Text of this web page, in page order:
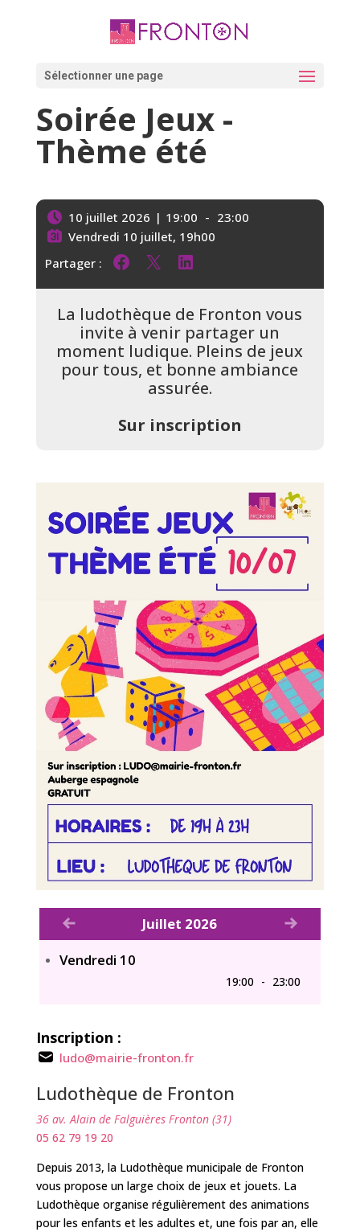
Sélectionner une page
Soirée Jeux -
Thème été
10 juillet 2026 | 19:00 - 23:00
Vendredi 10 juillet, 19h00
Partager :
Partager sur Facebook
Partager sur X
Partager sur LinkedIn
La ludothèque de Fronton vous
invite à venir partager un
moment ludique. Pleins de jeux
pour tous, et bonne ambiance
assurée.
Sur inscription
Voir le mois précédent
Juillet 2026
Vendredi 10
19:00 - 23:00
Inscription :
ludo@mairie-fronton.fr
Ludothèque de Fronton
36 av. Alain de Falguières Fronton (31)
05 62 79 19 20
Depuis 2013, la Ludothèque municipale de Fronton
vous propose un large choix de jeux et jouets. La
Ludothèque organise régulièrement des animations
pour les enfants et les adultes et, une fois par an, elle